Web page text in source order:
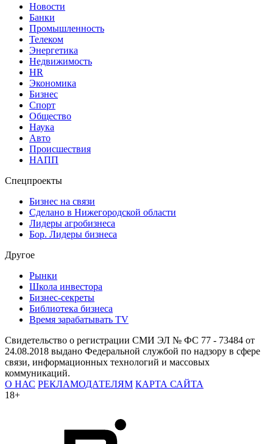
Новости
Банки
Промышленность
Телеком
Энергетика
Недвижимость
HR
Экономика
Бизнес
Спорт
Общество
Наука
Авто
Происшествия
НАПП
Спецпроекты
Бизнес на связи
Сделано в Нижегородской области
Лидеры агробизнеса
Бор. Лидеры бизнеса
Другое
Рынки
Школа инвестора
Бизнес-секреты
Библиотека бизнеса
Время зарабатывать TV
Свидетельство о регистрации СМИ ЭЛ № ФС 77 - 73484 от
24.08.2018 выдано Федеральной службой по надзору в сфере
связи, информационных технологий и массовых
коммуникаций.
О НАС РЕКЛАМОДАТЕЛЯМ КАРТА САЙТА
18+